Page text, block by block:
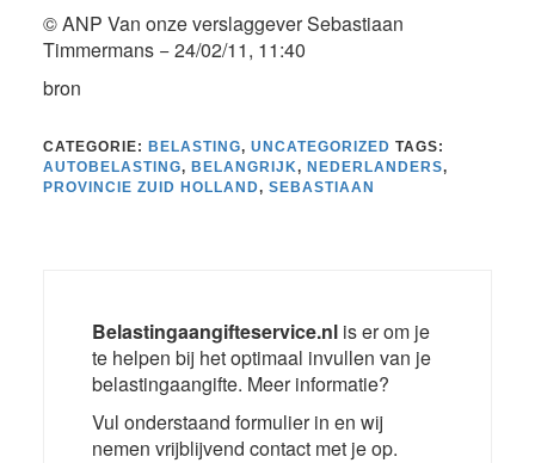
© ANP Van onze verslaggever Sebastiaan
Timmermans − 24/02/11, 11:40
bron
CATEGORIE: BELASTING, UNCATEGORIZED TAGS:
AUTOBELASTING, BELANGRIJK, NEDERLANDERS,
PROVINCIE ZUID HOLLAND, SEBASTIAAN
Belastingaangifteservice.nlis er om je
te helpen bij het optimaal invullen van je
belastingaangifte. Meer informatie?
Vul onderstaand formulier in en wij
nemen vrijblijvend contact met je op.